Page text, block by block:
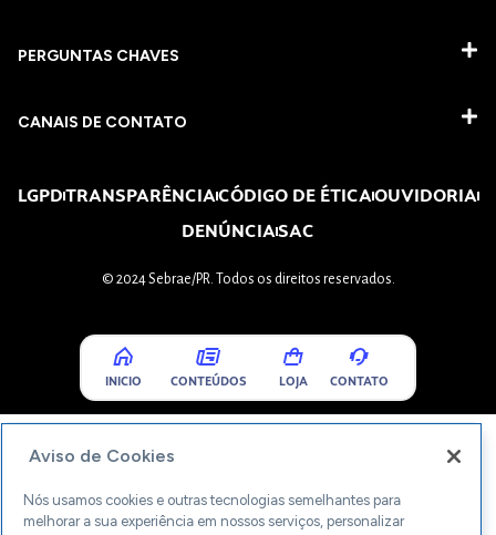
PERGUNTAS CHAVES​
CANAIS DE CONTATO
LGPDTRANSPARÊNCIACÓDIGO DE ÉTICAOUVIDORIA
DENÚNCIASAC
© 2024 Sebrae/PR. Todos os direitos reservados.
INICIO CONTEÚDOS LOJA CONTATO
Aviso de Cookies
Nós usamos cookies e outras tecnologias semelhantes para
melhorar a sua experiência em nossos serviços, personalizar